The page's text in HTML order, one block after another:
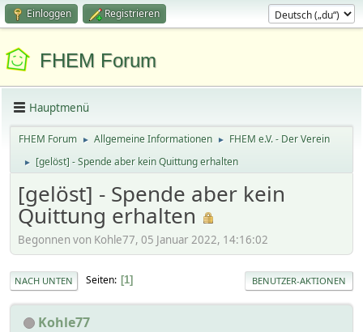
Einloggen Registrieren
FHEM Forum
Hauptmenü
FHEM Forum ► Allgemeine Informationen ► FHEM e.V. - Der Verein
► [gelöst] - Spende aber kein Quittung erhalten
[gelöst] - Spende aber kein
Quittung erhalten
Begonnen von Kohle77, 05 Januar 2022, 14:16:02
NACH UNTEN Seiten 1 BENUTZER-AKTIONEN
Kohle77